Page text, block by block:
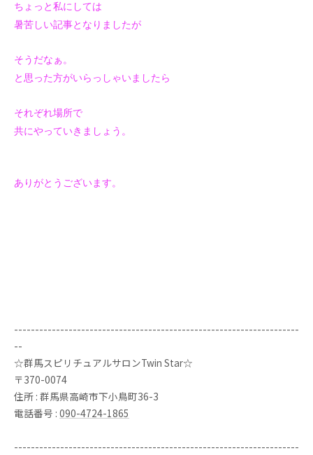
ちょっと私にしては
暑苦しい記事となりましたが
そうだなぁ。
と思った方がいらっしゃいましたら
それぞれ場所で
共にやっていきましょう。
ありがとうございます。
--------------------------------------------------------------------
--
☆群馬スピリチュアルサロンTwin Star☆
〒370-0074
住所 : 群馬県高崎市下小鳥町36-3
電話番号 : 090-4724-1865
--------------------------------------------------------------------